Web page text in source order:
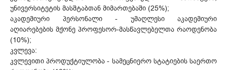
უნივერსიტეტის მასშტაბთან მიმართებაში (25%);
აკადემიური პერსონალი - უმაღლესი აკადემიური
აღიარებების მქონე პროფესორ-მასწავლებელთა რაოდენობა
(10%);
კვლევა:
კვლევითი პროდუქტიულობა - სამეცნიერო სტატიების საერთო